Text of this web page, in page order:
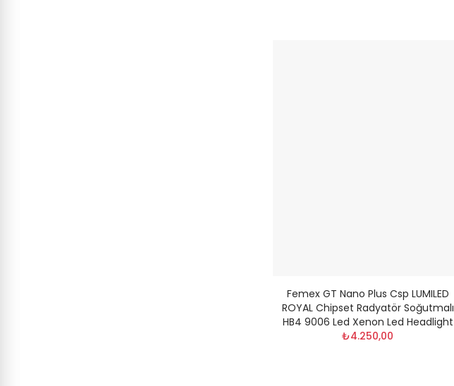
Femex GT Nano Plus Csp LUMILED
ROYAL Chipset Radyatör Soğutmalı
HB4 9006 Led Xenon Led Headlight
₺4.250,00